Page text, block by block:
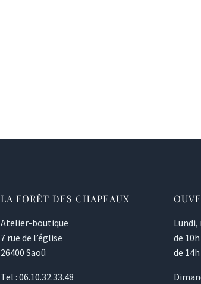
LA FORÊT DES CHAPEAUX
Atelier-boutique
7 rue de l’église
26400 Saoû
Tel : 06.10.32.33.48
Lundi,
de
de